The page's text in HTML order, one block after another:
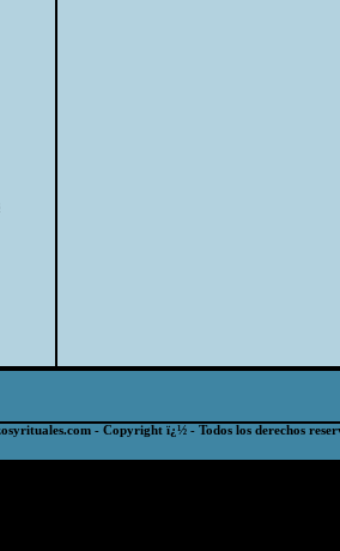
- Copyright ï¿½ - Todos los derechos